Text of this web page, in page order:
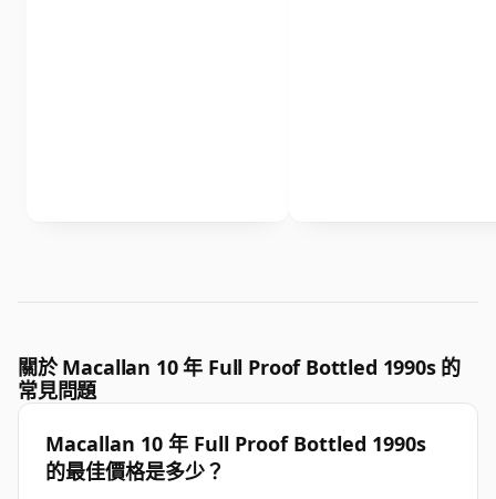
關於 Macallan 10 年 Full Proof Bottled 1990s 的
常見問題
Macallan 10 年 Full Proof Bottled 1990s
的最佳價格是多少？